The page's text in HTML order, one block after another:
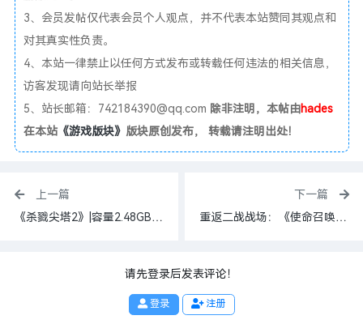
3、会员发帖仅代表会员个人观点，并不代表本站赞同其观点和
对其真实性负责。
4、本站一律禁止以任何方式发布或转载任何违法的相关信息，
访客发现请向站长举报
5、站长邮箱：742184390@qq.com 除非注明，本帖由hades
在本站《游戏版块》 版块原创发布， 转载请注明出处！
上一篇
《杀戮尖塔2》|容量2.48GB|官方简体中文|支持键盘.鼠标.手柄
下一篇
重返二战战场：《使命召唤 18：先锋》，一场被低估的经典战役
请先登录后发表评论！
登录 注册